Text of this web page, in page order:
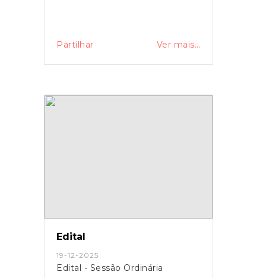
Partilhar Ver mais...
Edital
19-12-2025
Edital - Sessão Ordinária